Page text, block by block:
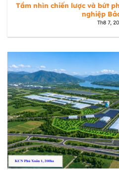
Tầm nhìn chiến lược và bứt
nghiệp
Th8 7,